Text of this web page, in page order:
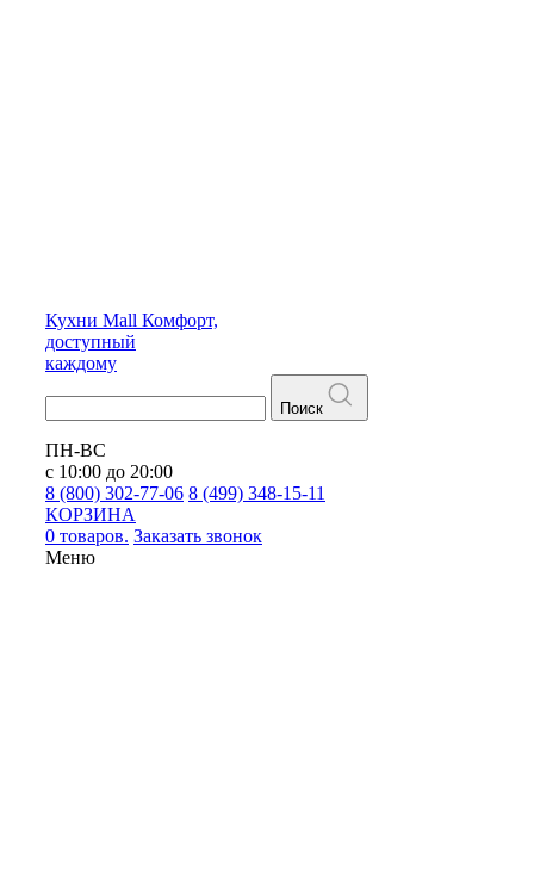
Кухни Mall Комфорт,
доступный
каждому
Поиск
ПН-ВС
с 10:00 до 20:00
8 (800) 302-77-06 8 (499) 348-15-11
КОРЗИНА
0 товаров. Заказать звонок
Меню